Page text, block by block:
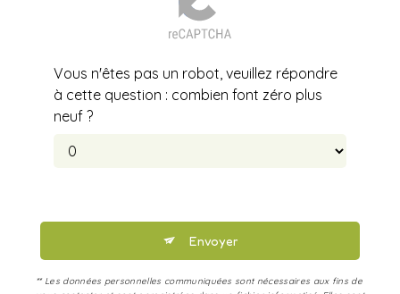
Vous n'êtes pas un robot, veuillez répondre
à cette question : combien font zéro plus
neuf ?
Envoyer
** Les données personnelles communiquées sont nécessaires aux fins de